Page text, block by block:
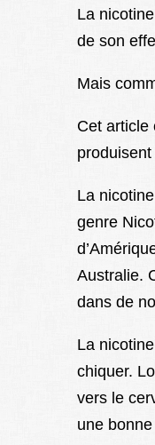
La
de son
Mais
Cet article
La
genre
Australie.
dans de
La
chiquer.
vers le
une